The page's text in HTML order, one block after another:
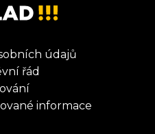
údajů
řád
informace